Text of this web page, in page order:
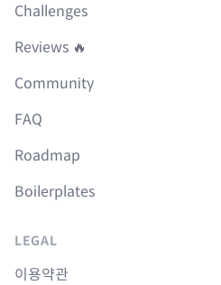
Challenges
Reviews 🔥
Community
FAQ
Roadmap
Boilerplates
LEGAL
이용약관